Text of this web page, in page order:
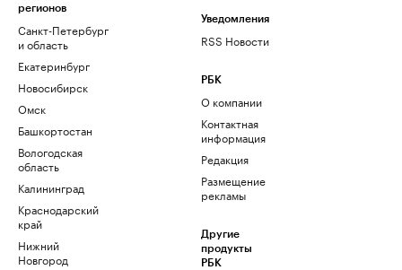
регионов
Санкт-Петербург
и область
Екатеринбург
Новосибирск
Омск
Башкортостан
Вологодская
область
Калининград
Краснодарский
край
Нижний
Новгород
Уведомления
RSS Новости
РБК
О компании
Контактная
информация
Редакция
Размещение
рекламы
Другие
продукты
РБК